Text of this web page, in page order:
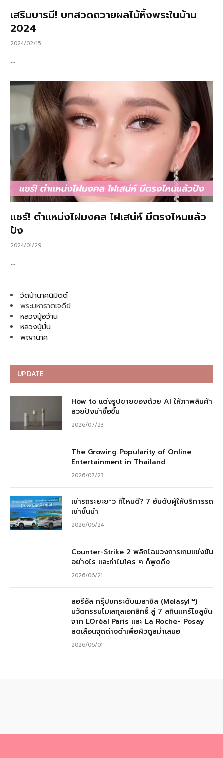
เสริมบารมี! บทสวดถวายผลไม้หิ้งพระในบ้าน
2024
2024/02/15
…
แชร์! ตำแหน่งไฝมงคล ไฝเสน่ห์ มีตรงไหนแล้ว
ปัง
2024/01/29
…
วัดป่านาคนิมิตต์
พระมหาธาตเจดีย์
หลวงปู่อว้าน
หลวงปู่มั่น
พญานาค
UPDATE
How to แต่งรูปขายของด้วย AI ให้ภาพสินค้า
สวยปังน่าซื้อขึ้น
2026/07/23
The Growing Popularity of Online
Entertainment in Thailand
2026/07/23
เช่ารถระยะยาว ที่ไหนดี? 7 อันดับผู้ให้บริการรถ
เช่าชั้นนำ
2026/06/24
Counter-Strike 2 พลิกโฉมวงการเกมแข่งขัน
อย่างไร และทำไมใคร ๆ ก็พูดถึง
2026/06/21
ลอรีอัล กรุ๊ปยกระดับเมลาซิล (Melasyl™)
นวัตกรรมโมเลกุลเอกสิทธิ์ สู่ 7 สกินแคร์โซลูชัน
จาก LOréal Paris และ La Roche- Posay
ลดเลือนจุดด่างดำเพื่อผิวดูสม่ำเสมอ
2026/06/01